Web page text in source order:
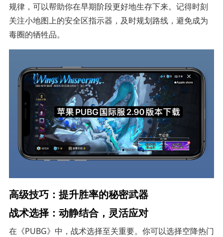
规律，可以帮助你在早期阶段更好地生存下来。记得时刻
关注小地图上的安全区指示器，及时规划路线，避免成为
毒圈的牺牲品。
高级技巧：提升胜率的秘密武器
战术选择：动静结合，灵活应对
在《PUBG》中，战术选择至关重要。你可以选择空降热门